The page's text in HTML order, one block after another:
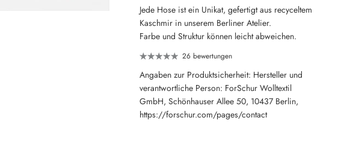
Jede Hose ist ein Unikat, gefertigt aus recyceltem
Kaschmir in unserem Berliner Atelier.
Farbe und Struktur können leicht abweichen.
26 bewertungen
Angaben zur Produktsicherheit: Hersteller und
verantwortliche Person: ForSchur Wolltextil
GmbH, Schönhauser Allee 50, 10437 Berlin,
https://forschur.com/pages/contact